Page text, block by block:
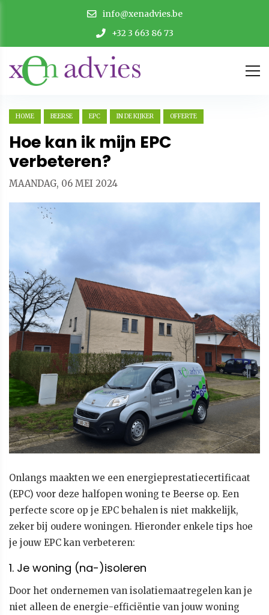
info@xenadvies.be
+32 3 663 86 73
HOME BEERSE EPC IN DE KIJKER OFFERTE
Hoe kan ik mijn EPC
verbeteren?
MAANDAG, 06 MEI 2024
Onlangs maakten we een energieprestatiecertificaat
(EPC) voor deze halfopen woning te Beerse op. Een
perfecte score op je EPC behalen is niet makkelijk,
zeker bij oudere woningen. Hieronder enkele tips hoe
je jouw EPC kan verbeteren:
1. Je woning (na-)isoleren
Door het ondernemen van isolatiemaatregelen kan je
niet alleen de energie-efficiëntie van jouw woning